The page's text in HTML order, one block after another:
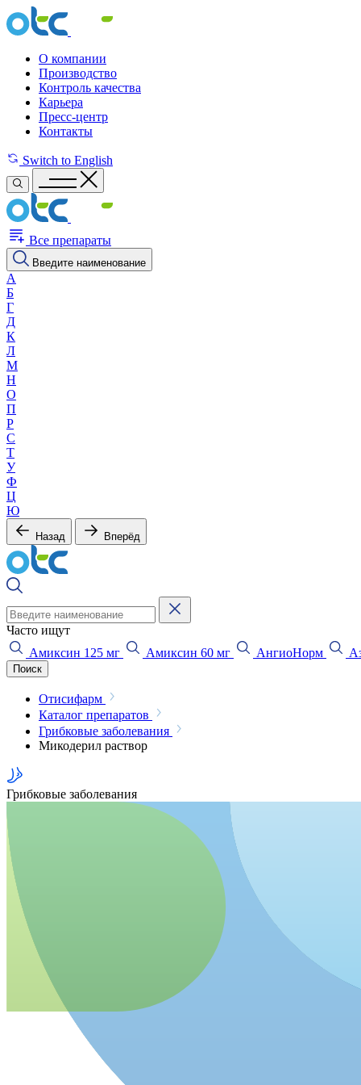
О компании
Производство
Контроль качества
Карьера
Пресс-центр
Контакты
Switch to English
Все препараты
Введите наименование
А
Б
Г
Д
К
Л
М
Н
О
П
Р
С
Т
У
Ф
Ц
Ю
Назад Вперёд
Часто ищут
Амиксин 125 мг
Амиксин 60 мг АнгиоНорм
Поиск
Отисифарм
Каталог препаратов
Грибковые заболевания
Микодерил раствор
Грибковые заболевания